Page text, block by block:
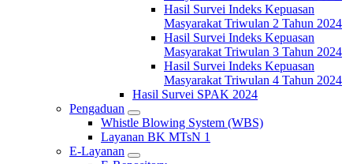
Hasil Survei Indeks Kepuasan
Masyarakat Triwulan 2 Tahun 2024
Hasil Survei Indeks Kepuasan
Masyarakat Triwulan 3 Tahun 2024
Hasil Survei Indeks Kepuasan
Masyarakat Triwulan 4 Tahun 2024
Hasil Survei SPAK 2024
Pengaduan
Whistle Blowing System (WBS)
Layanan BK MTsN 1
E-Layanan